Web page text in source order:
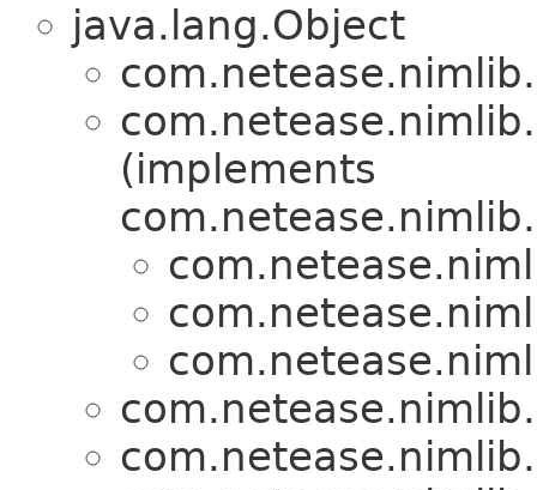
java.lang.Object
(implements